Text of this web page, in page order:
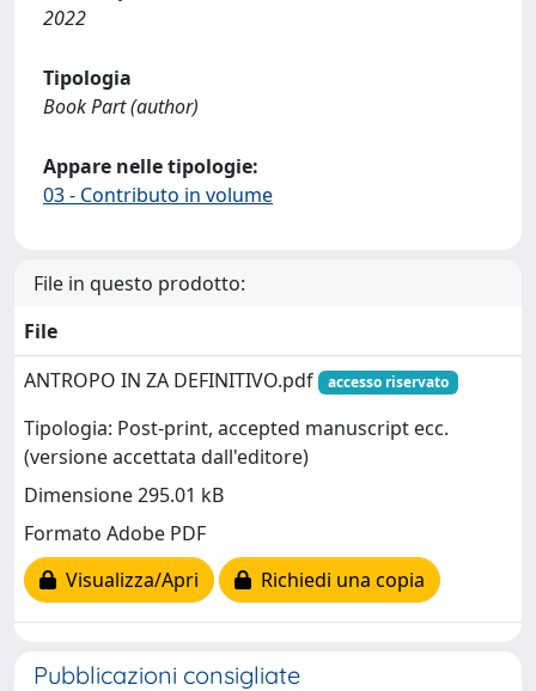
2022
Tipologia
Book Part (author)
Appare nelle tipologie:
03 - Contributo in volume
File in questo prodotto:
File
ANTROPO IN ZA DEFINITIVO.pdf
accesso riservato
Tipologia: Post-print, accepted manuscript ecc.
(versione accettata dall'editore)
Dimensione 295.01 kB
Formato Adobe PDF
Visualizza/Apri
Richiedi una copia
Pubblicazioni consigliate